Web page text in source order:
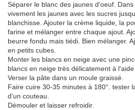
Séparer le blanc des jaunes d'oeuf.
vivement les jaunes avec les sucres
blanchisse. Ajouter la crème liquide, la
farine et mélanger entre chaque ajout.
beurre fondu mais tiédi. Bien mélanger.
en petits cubes.
Monter les blancs en neige avec une
blancs en neige très délicatement à
Verser la pâte dans un moule graissé.
Faire cuire 30-35 minutes à 180°. tester
d'un couteau.
Démouler et laisser refroidir.